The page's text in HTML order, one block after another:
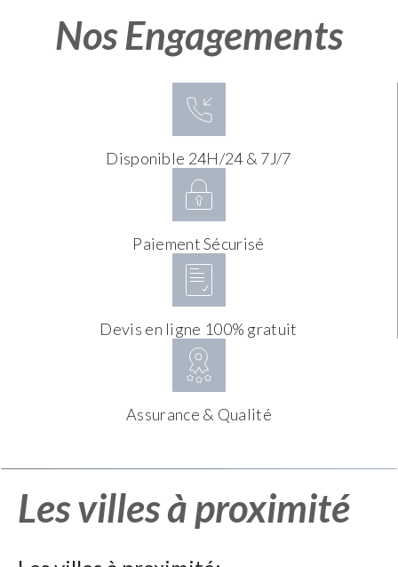
Nos Engagements
Disponible 24H/24 & 7J/7
Paiement Sécurisé
Devis en ligne 100% gratuit
Assurance & Qualité
Les villes à proximité